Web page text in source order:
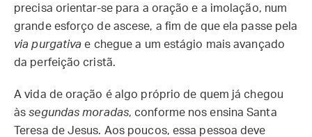
precisa orientar-se para a oração e a imolação, num
grande esforço de ascese, a fim de que ela passe pela
via purgativa e chegue a um estágio mais avançado
da perfeição cristã.
A vida de oração é algo próprio de quem já chegou
àssegundas moradas, conforme nos ensina Santa
Teresa de Jesus. Aos poucos, essa pessoa deve